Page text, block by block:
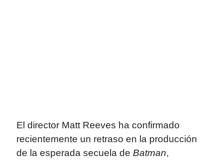
El director Matt Reeves ha confirmado
recientemente un retraso en la producción
de la esperada secuela de Batman,